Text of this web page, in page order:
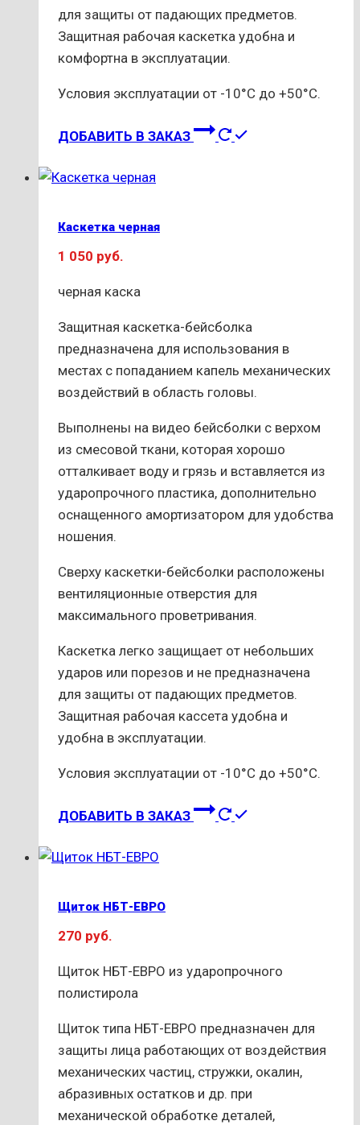
для защиты от падающих предметов.
Защитная рабочая каскетка удобна и
комфортна в эксплуатации.
Условия эксплуатации от -10°С до +50°С.
ДОБАВИТЬ В ЗАКАЗ
Каскетка черная
1 050 руб.
черная каска
Защитная каскетка-бейсболка
предназначена для использования в
местах с попаданием капель механических
воздействий в область головы.
Выполнены на видео бейсболки с верхом
из смесовой ткани, которая хорошо
отталкивает воду и грязь и вставляется из
ударопрочного пластика, дополнительно
оснащенного амортизатором для удобства
ношения.
Сверху каскетки-бейсболки расположены
вентиляционные отверстия для
максимального проветривания.
Каскетка легко защищает от небольших
ударов или порезов и не предназначена
для защиты от падающих предметов.
Защитная рабочая кассета удобна и
удобна в эксплуатации.
Условия эксплуатации от -10°С до +50°С.
ДОБАВИТЬ В ЗАКАЗ
Щиток НБТ-ЕВРО
270 руб.
Щиток НБТ-ЕВРО из ударопрочного
полистирола
Щиток типа НБТ-ЕВРО предназначен для
защиты лица работающих от воздействия
механических частиц, стружки, окалин,
абразивных остатков и др. при
механической обработке деталей,